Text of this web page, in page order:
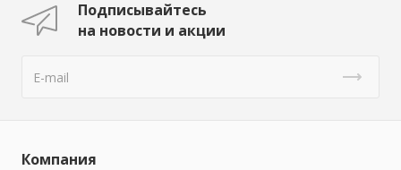
Подписывайтесь
на новости и акции
Компания